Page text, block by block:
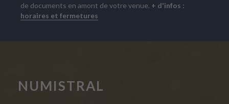
au
menu
au
contenu
à
la
de documents en amont de votre venue. + d'infos :
horaires et fermetures
NUMISTRAL